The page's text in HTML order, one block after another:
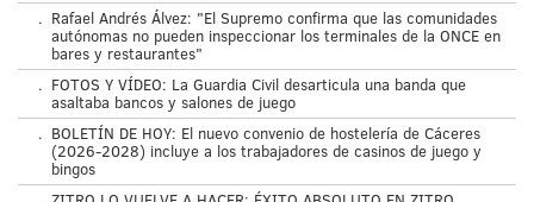
. Rafael Andrés Álvez: "El Supremo confirma que las comunidades
autónomas no pueden inspeccionar los terminales de la ONCE en
bares y restaurantes"
. FOTOS Y VÍDEO: La Guardia Civil desarticula una banda que
asaltaba bancos y salones de juego
. BOLETÍN DE HOY: El nuevo convenio de hostelería de Cáceres
(2026-2028) incluye a los trabajadores de casinos de juego y
bingos